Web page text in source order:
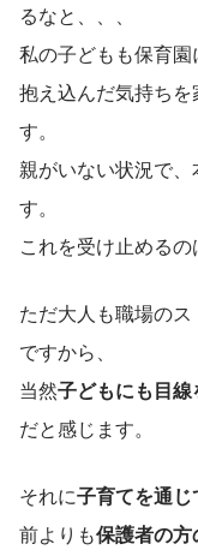
るなと、、、
私の子どもも保育園
抱え込んだ気持ち
す。
親がいない状況で
す。
これを受け止めるの
ただ大人も職場の
ですから、
当然子どもにも目
だと感じます。
それに子育てを通
前よりも保護者の